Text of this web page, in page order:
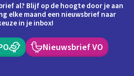
al? Blijf op de hoogte door je aan
elke maand een nieuwsbrief naar
in je inbox!
Nieuwsbrief VO